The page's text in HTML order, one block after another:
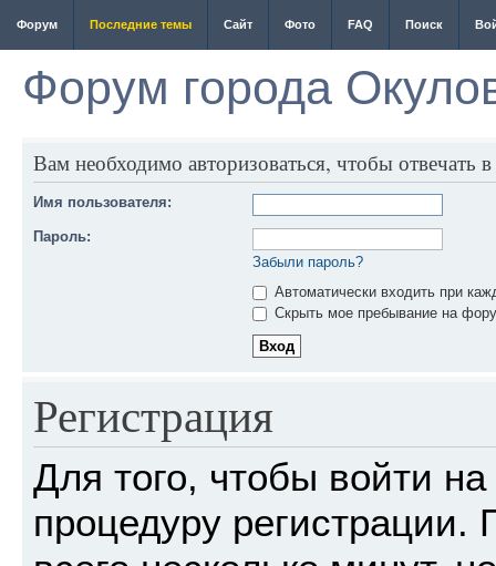
Форум Последние темы Сайт Фото FAQ Поиск
Форум города
Вам необходимо авторизоваться, чтобы отвечать
Имя пользователя:
Пароль:
Забыли пароль?
Автоматически входить при
Скрыть мое пребывание на
Регистрация
Для того, чтобы войти
процедуру регистрации.